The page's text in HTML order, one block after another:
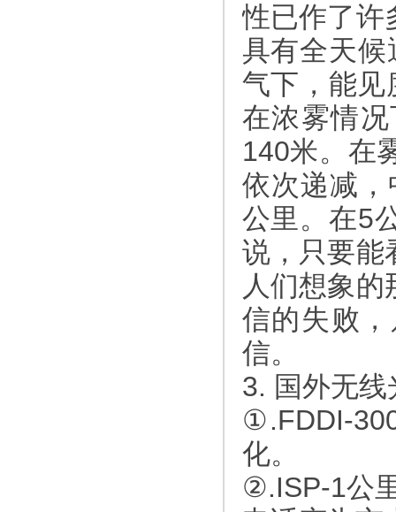
性已作了许
具有全天
气下，能见
在浓雾情
140米。在
依次递减
公里。在5
说，只要能
人们想象
信的失败
信。
3. 国外无
①.FDDI-
化。
②.ISP-1公